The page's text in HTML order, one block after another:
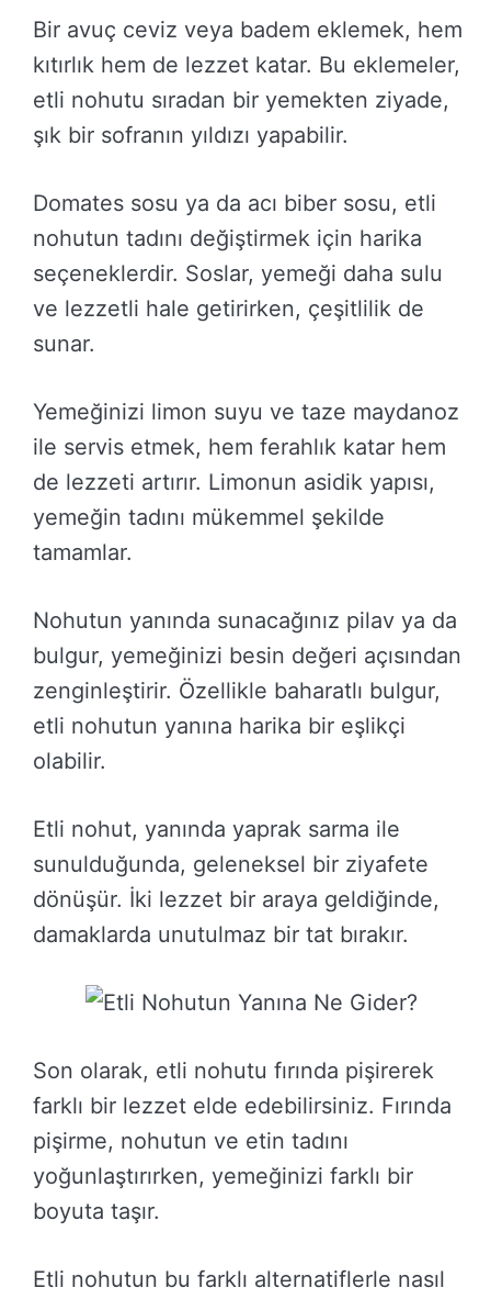
Bir avuç ceviz veya badem eklemek, hem
kıtırlık hem de lezzet katar. Bu eklemeler,
etli nohutu sıradan bir yemekten ziyade,
şık bir sofranın yıldızı yapabilir.
Domates sosu ya da acı biber sosu, etli
nohutun tadını değiştirmek için harika
seçeneklerdir. Soslar, yemeği daha sulu
ve lezzetli hale getirirken, çeşitlilik de
sunar.
Yemeğinizi limon suyu ve taze maydanoz
ile servis etmek, hem ferahlık katar hem
de lezzeti artırır. Limonun asidik yapısı,
yemeğin tadını mükemmel şekilde
tamamlar.
Nohutun yanında sunacağınız pilav ya da
bulgur, yemeğinizi besin değeri açısından
zenginleştirir. Özellikle baharatlı bulgur,
etli nohutun yanına harika bir eşlikçi
olabilir.
Etli nohut, yanında yaprak sarma ile
sunulduğunda, geleneksel bir ziyafete
dönüşür. İki lezzet bir araya geldiğinde,
damaklarda unutulmaz bir tat bırakır.
Son olarak, etli nohutu fırında pişirerek
farklı bir lezzet elde edebilirsiniz. Fırında
pişirme, nohutun ve etin tadını
yoğunlaştırırken, yemeğinizi farklı bir
boyuta taşır.
Etli nohutun bu farklı alternatiflerle nasıl